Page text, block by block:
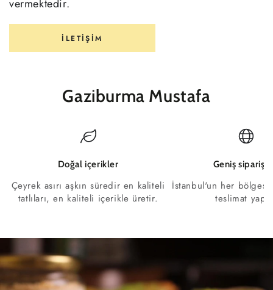
vermektedir.
İLETIŞIM
Gaziburma Mustafa
Doğal içerikler
Çeyrek asırı aşkın süredir en kaliteli
tatlıları, en kaliteli içerikle üretir.
Geniş sipariş
İstanbul'un her
teslimat